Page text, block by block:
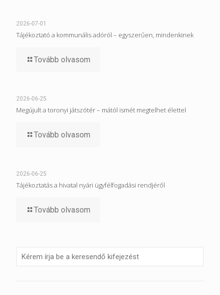
2026-07-01
Tájékoztató a kommunális adóról – egyszerűen, mindenkinek
Tovább olvasom
2026-06-25
Megújult a toronyi játszótér – mától ismét megtelhet élettel
Tovább olvasom
2026-06-25
Tájékoztatás a hivatal nyári ügyfélfogadási rendjéről
Tovább olvasom